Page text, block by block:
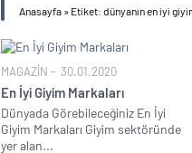
Anasayfa » Etiket: dünyanın en iyi
MAGAZİN 30.01.2020
En İyi Giyim Markaları
Dünyada Görebileceğiniz En İyi
Giyim Markaları Giyim sektöründe
yer alan...